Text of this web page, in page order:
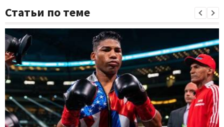
Статьи по теме